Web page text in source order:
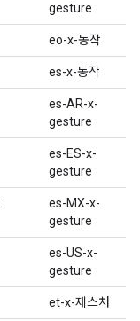
gesture
eo-x-동작
es-x-동작
es-AR-x-
gesture
es-ES-x-
gesture
es-MX-x-
gesture
es-US-x-
gesture
et-x-제스처